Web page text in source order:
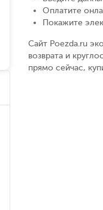
Оплатите
Покажите
Сайт Poezda.ru
возврата и
прямо сейчас,